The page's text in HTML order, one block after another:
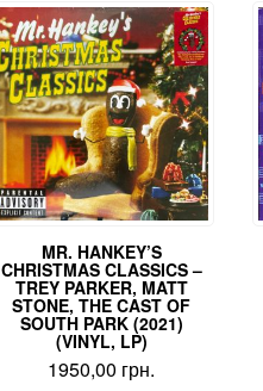
MR. HANKEY’S
CHRISTMAS CLASSICS –
TREY PARKER, MATT
STONE, THE CAST OF
SOUTH PARK (2021)
(VINYL, LP)
1950,00 грн.